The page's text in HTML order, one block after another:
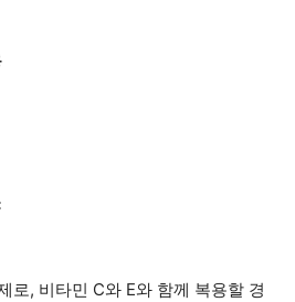
로, 비타민 C와 E와 함께 복용할 경